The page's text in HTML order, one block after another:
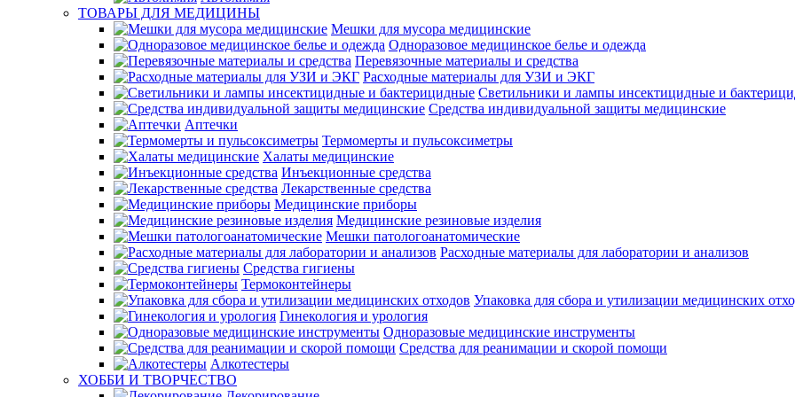
ТОВАРЫ ДЛЯ МЕДИЦИНЫ
Мешки для мусора медицинские
Одноразовое медицинское белье и одежда
Перевязочные материалы и средства
Расходные материалы для УЗИ и ЭКГ
Светильники и лампы инсектицидные и
Средства индивидуальной защиты медицинские
Аптечки
Термомерты и пульсоксиметры
Халаты медицинские
Инъекционные средства
Лекарственные средства
Медицинские приборы
Медицинские резиновые изделия
Мешки патологоанатомические
Расходные материалы для лаборатории и анализов
Средства гигиены
Термоконтейнеры
Упаковка для сбора и утилизации медицинских
Гинекология и урология
Одноразовые медицинские инструменты
Средства для реанимации и скорой помощи
Алкотестеры
ХОББИ И ТВОРЧЕСТВО